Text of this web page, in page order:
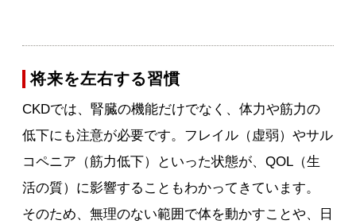
将来を左右する習慣
CKDでは、腎臓の機能だけでなく、体力や筋力の
低下にも注意が必要です。フレイル（虚弱）やサル
コペニア（筋力低下）といった状態が、QOL（生
活の質）に影響することもわかってきています。
そのため、無理のない範囲で体を動かすことや、日